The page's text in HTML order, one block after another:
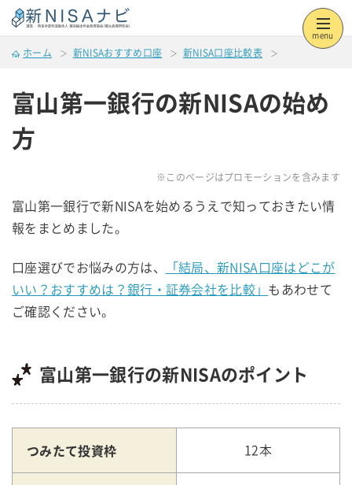
menu
ホーム 新NISAおすすめ口座 新NISA口座比較表
富山第一銀行の新NISAの始め
方
※このページはプロモーションを含みます
富山第一銀行で新NISAを始めるうえで知っておきたい情
報をまとめました。
口座選びでお悩みの方は、
「結局、新NISA口座はどこが
いい？おすすめは？銀行・証券会社を比較」 もあわせて
ご確認ください。
富山第一銀行の新NISAのポイント
つみたて投資枠 12本